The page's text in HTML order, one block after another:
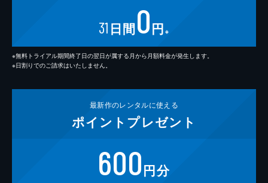
31 日間0円 ※
※無料トライアル期間終了日の翌日が属する月から月額料金が発生します。
※日割りでのご請求はいたしません。
最新作のレンタルに使える
ポイント プレゼント
600円分